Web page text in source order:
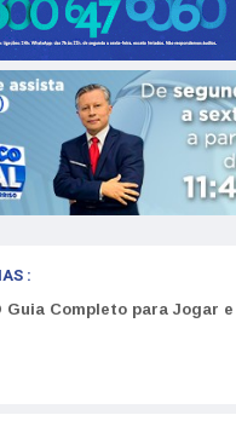
:
Guia Completo para Jogar e